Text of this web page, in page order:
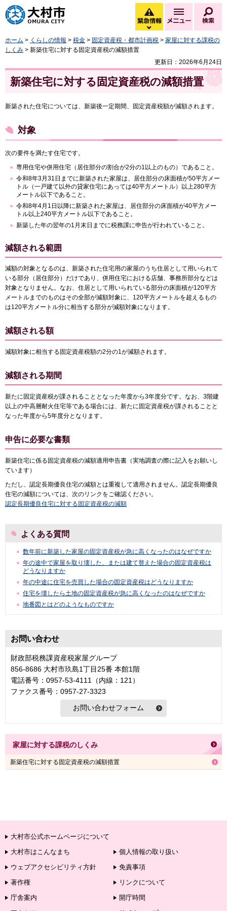
大村市
緊急情報
緊急情報を開く
メニュー
ホーム > くらしの情報 > 税金 > 固定資産税・都市計画税 > 家屋に対する課税の
しくみ > 新築住宅に対する固定資産税の減額措置
更新日：2026年6月24日
新築住宅に対する固定資産税の減額措置
新築された住宅については、新築後一定期間、固定資産税額が減額されます。
対象
次の要件を満たす住宅です。
専用住宅や併用住宅（居住部分の割合が2分の1以上のもの）であること。
令和8年3月31日までに新築された家屋は、居住部分の床面積が50平方メー
トル（一戸建て以外の貸家住宅にあっては40平方メートル）以上280平方
メートル以下であること。
令和8年4月1日以降に新築された家屋は、居住部分の床面積が40平方メー
トル以上240平方メートル以下であること。
新築した年の翌年の1月末日までに税務課に申告が行われていること。
減額される範囲
減額の対象となるのは、新築された住宅用の家屋のうち住居として用いられて
いる部分（居住部分）だけであり、併用住宅における店舗、事務所部分などは
対象となりません。なお、住居として用いられている部分の床面積が120平方
メートルまでのものはその全部が減額対象に、120平方メートルを超えるもの
は120平方メートル分に相当する部分が減額対象になります。
減額される額
減額対象に相当する固定資産税額の2分の1が減額されます。
減額される期間
新たに固定資産税が課されることとなった年度から3年度分です。なお、3階建
以上の中高層耐火住宅等である場合には、新たに固定資産税が課されることと
なった年度から5年度分となります。
申告に必要な書類
新築住宅に係る固定資産税の減額適用申告書（実地調査の際に記入をお願いし
ています）
ただし、認定長期優良住宅の減額とは重複して適用されません。認定長期優良
住宅の減額については、次のリンクをご確認ください。
認定長期優良住宅に対する固定資産税の減額
よくある質問
数年前に新築した家屋の固定資産税が急に高くなったのはなぜですか
年の途中で家屋を取り壊した、または建て替えた場合の固定資産税は
どうなりますか
年の中途に住宅を売買した場合の固定資産税はどうなりますか
住宅を壊したら土地の固定資産税が急に高くなったのはなぜですか
地番図とはどのようなものですか
お問い合わせ
財政部税務課資産税家屋グループ
856-8686 大村市玖島1丁目25番 本館1階
電話番号：0957-53-4111（内線：121）
ファクス番号：0957-27-3323
家屋に対する課税のしくみ
新築住宅に対する固定資産税の減額措置
大村市公式ホームページについて
大村市はこんなまち
個人情報の取り扱い
ウェブアクセシビリティ方針
免責事項
著作権
リンクについて
庁舎案内
開庁時間